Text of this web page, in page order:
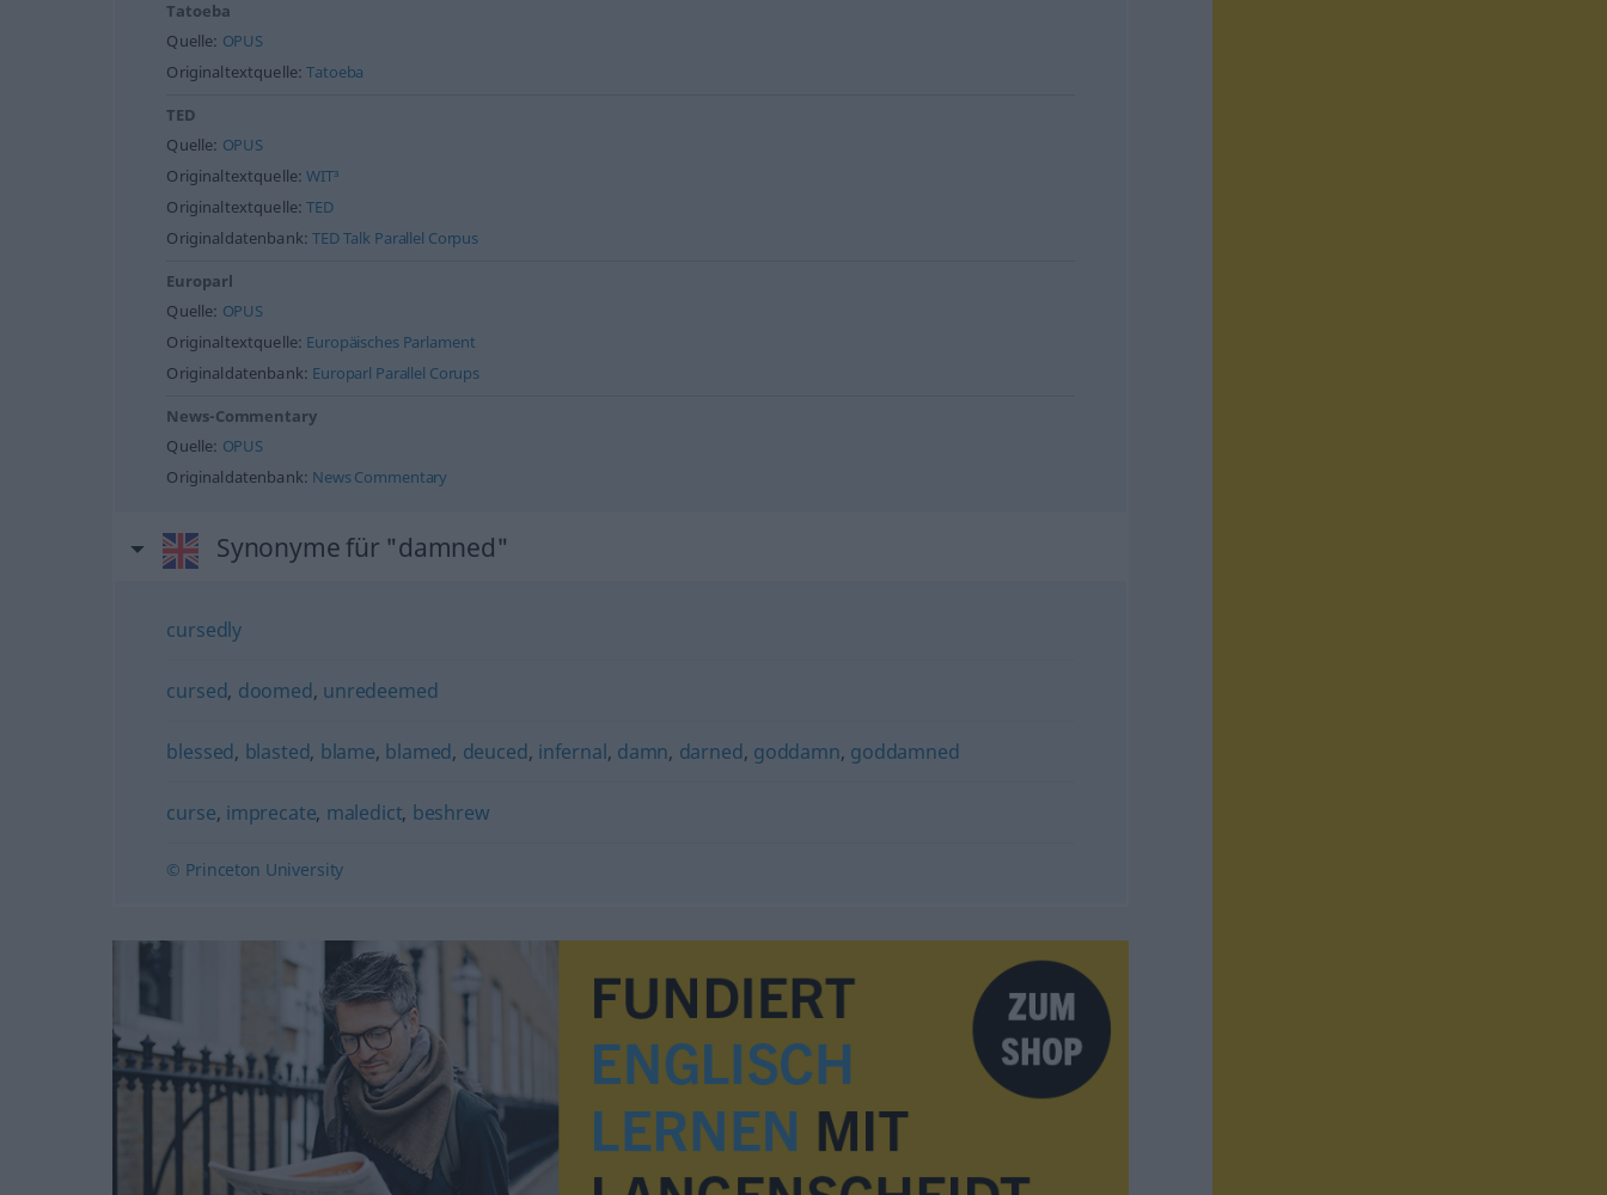
Tatoeba
Quelle: OPUS
Originaltextquelle:Tatoeba
TED
Quelle: OPUS
Originaltextquelle:WIT³
Originaltextquelle:TED
Originaldatenbank:TED Talk Parallel Corpus
Europarl
Quelle: OPUS
Originaltextquelle: Europäisches Parlament
Originaldatenbank: Europarl Parallel Corups
News-Commentary
Quelle: OPUS
Originaldatenbank: News Commentary
Synonyme für "damned"
cursedly
cursed, doomed, unredeemed
blessed, blasted, blame, blamed, deuced, infernal, damn, darned, goddamn, goddamned
curse, imprecate, maledict, beshrew
© Princeton University